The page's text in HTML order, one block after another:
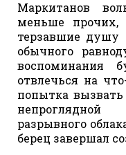
Маркитанов
меньше прочих,
терзавшие душу
обычного
воспоминания
отвлечься на
попытка вызвать
непроглядной
разрывного
берец завершал